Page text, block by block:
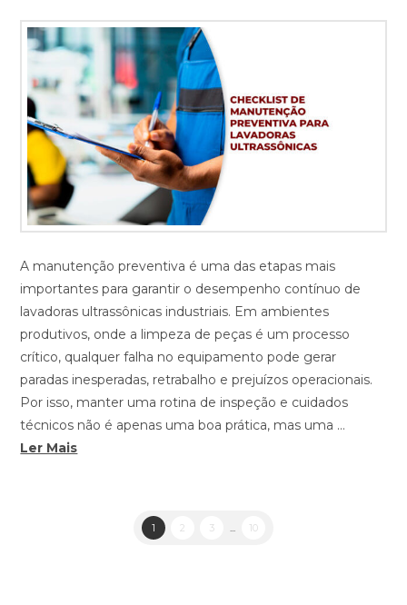
A manutenção preventiva é uma das etapas mais
importantes para garantir o desempenho contínuo de
lavadoras ultrassônicas industriais. Em ambientes
produtivos, onde a limpeza de peças é um processo
crítico, qualquer falha no equipamento pode gerar
paradas inesperadas, retrabalho e prejuízos operacionais.
Por isso, manter uma rotina de inspeção e cuidados
técnicos não é apenas uma boa prática, mas uma …
Ler Mais
1 2 3 ... 10